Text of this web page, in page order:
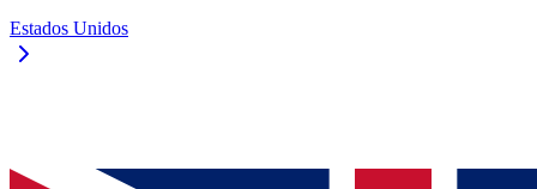
Estados Unidos